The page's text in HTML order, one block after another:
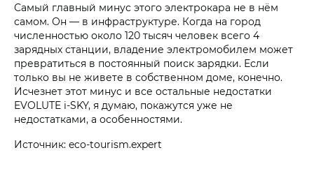
Самый главный минус этого электрокара не в нём
самом. Он — в инфраструктуре. Когда на город
численностью около 120 тысяч человек всего 4
зарядных станции, владение электромобилем может
превратиться в постоянный поиск зарядки. Если
только вы не живете в собственном доме, конечно.
Исчезнет этот минус и все остальные недостатки
EVOLUTE i‑SKY, я думаю, покажутся уже не
недостатками, а особенностями.
Источник: eco-tourism.expert